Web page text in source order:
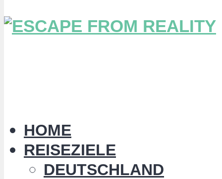
HOME
REISEZIELE
DEUTSCHLAND